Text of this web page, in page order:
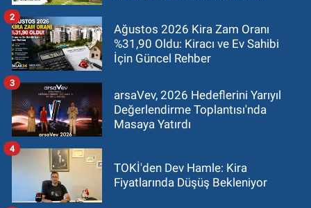
Ağustos 2026 Kira Zam Oranı
%31,90 Oldu: Kiracı ve Ev Sahibi
İçin Güncel Rehber
2
arsaVev, 2026 Hedeflerini Yarıyıl
Değerlendirme Toplantısı'nda
Masaya Yatırdı
3
TOKİ'den Dev Hamle: Kira
Fiyatlarında Düşüş Bekleniyor
4